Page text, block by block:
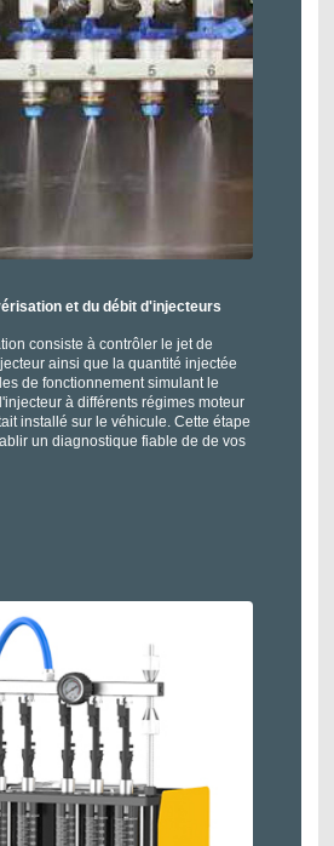
et du débit d'injecteurs
consiste à contrôler le jet de
ainsi que la quantité injectée
de fonctionnement simulant le
à différents régimes moteur
installé sur le véhicule. Cette étape
un diagnostique fiable de de vos